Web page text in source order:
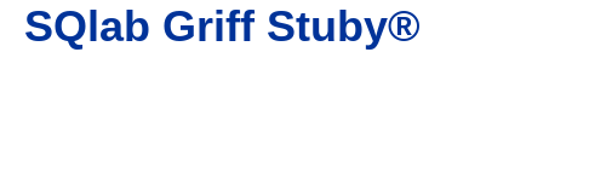
SQlab Griff Stuby®